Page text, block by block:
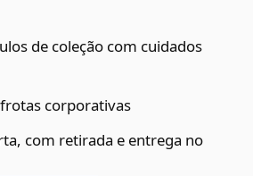
de coleção com cuidados
corporativas
com retirada e entrega no